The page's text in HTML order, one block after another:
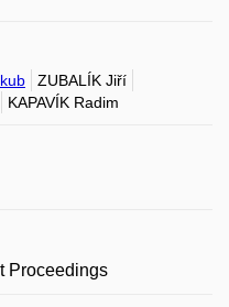
ZUBALÍK Jiří
KAPAVÍK Radim
Proceedings